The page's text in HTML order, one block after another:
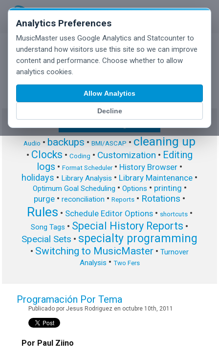
Analytics Preferences
MusicMaster uses Google Analytics and Statcounter to
understand how visitors use this site so we can improve
content and performance. Choose whether to allow
analytics cookies.
Allow Analytics
Decline
MusicMaster Blog
Audio • backups • BMI/ASCAP • cleaning up
• Clocks • Coding • Customization • Editing
logs • Format Scheduler• History Browser •
holidays • Library Analysis • Library Maintenance •
Optimum Goal Scheduling • Options • printing •
purge • reconciliation • Reports • Rotations •
Rules • Schedule Editor Options• shortcuts•
Song Tags • Special History Reports •
Special Sets • specialty programming
• Switching to MusicMaster • Turnover
Analysis • Two Fers
Programación Por Tema
Publicado por Jesus Rodriguez en octubre 10th, 2011
Por Paul Ziino